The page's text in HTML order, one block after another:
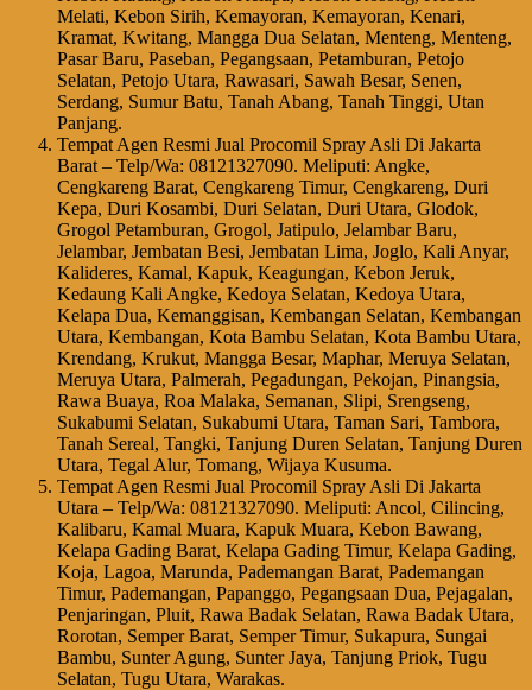
Melati, Kebon Sirih, Kemayoran, Kemayoran, Kenari,
Kramat, Kwitang, Mangga Dua Selatan, Menteng, Menteng,
Pasar Baru, Paseban, Pegangsaan, Petamburan, Petojo
Selatan, Petojo Utara, Rawasari, Sawah Besar, Senen,
Serdang, Sumur Batu, Tanah Abang, Tanah Tinggi, Utan
Panjang.
Tempat Agen Resmi Jual Procomil Spray Asli Di Jakarta
Barat – Telp/Wa: 08121327090. Meliputi: Angke,
Cengkareng Barat, Cengkareng Timur, Cengkareng, Duri
Kepa, Duri Kosambi, Duri Selatan, Duri Utara, Glodok,
Grogol Petamburan, Grogol, Jatipulo, Jelambar Baru,
Jelambar, Jembatan Besi, Jembatan Lima, Joglo, Kali Anyar,
Kalideres, Kamal, Kapuk, Keagungan, Kebon Jeruk,
Kedaung Kali Angke, Kedoya Selatan, Kedoya Utara,
Kelapa Dua, Kemanggisan, Kembangan Selatan, Kembangan
Utara, Kembangan, Kota Bambu Selatan, Kota Bambu Utara,
Krendang, Krukut, Mangga Besar, Maphar, Meruya Selatan,
Meruya Utara, Palmerah, Pegadungan, Pekojan, Pinangsia,
Rawa Buaya, Roa Malaka, Semanan, Slipi, Srengseng,
Sukabumi Selatan, Sukabumi Utara, Taman Sari, Tambora,
Tanah Sereal, Tangki, Tanjung Duren Selatan, Tanjung Duren
Utara, Tegal Alur, Tomang, Wijaya Kusuma.
Tempat Agen Resmi Jual Procomil Spray Asli Di Jakarta
Utara – Telp/Wa: 08121327090. Meliputi: Ancol, Cilincing,
Kalibaru, Kamal Muara, Kapuk Muara, Kebon Bawang,
Kelapa Gading Barat, Kelapa Gading Timur, Kelapa Gading,
Koja, Lagoa, Marunda, Pademangan Barat, Pademangan
Timur, Pademangan, Papanggo, Pegangsaan Dua, Pejagalan,
Penjaringan, Pluit, Rawa Badak Selatan, Rawa Badak Utara,
Rorotan, Semper Barat, Semper Timur, Sukapura, Sungai
Bambu, Sunter Agung, Sunter Jaya, Tanjung Priok, Tugu
Selatan, Tugu Utara, Warakas.